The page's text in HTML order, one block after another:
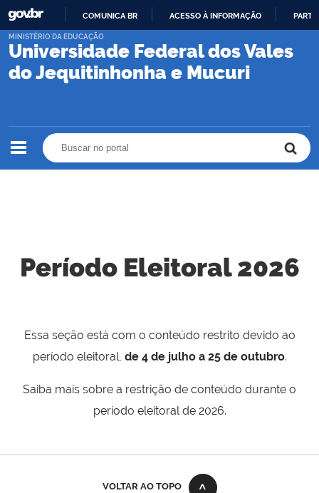
PARA
CONTEÚDO
COMUNICA BR ACESSO À INFORMAÇÃO
Universidade Federal dos Vales
do Jequitinhonha e Mucuri
MINISTÉRIO DA EDUCAÇÃO
Período Eleitoral 2026
Essa seção está com o conteúdo restrito devido ao
período eleitoral, de 4 de julho a 25 de outubro.
Saiba mais sobre a restrição de conteúdo durante o
período eleitoral de 2026.
VOLTAR AO TOPO